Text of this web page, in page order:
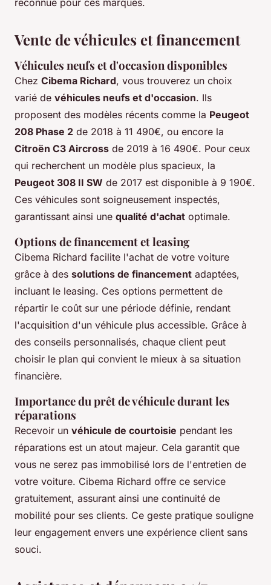
Vente de véhicules et financement
Véhicules neufs et d'occasion disponibles
Chez Cibema Richard, vous trouverez un choix
varié de véhicules neufs et d'occasion. Ils
proposent des modèles récents comme la Peugeot
208 Phase 2 de 2018 à 11 490€, ou encore la
Citroën C3 Aircross de 2019 à 16 490€. Pour ceux
qui recherchent un modèle plus spacieux, la
Peugeot 308 II SW de 2017 est disponible à 9 190€.
Ces véhicules sont soigneusement inspectés,
garantissant ainsi une qualité d'achat optimale.
Options de financement et leasing
Cibema Richard facilite l'achat de votre voiture
grâce à des solutions de financement adaptées,
incluant le leasing. Ces options permettent de
répartir le coût sur une période définie, rendant
l'acquisition d'un véhicule plus accessible. Grâce à
des conseils personnalisés, chaque client peut
choisir le plan qui convient le mieux à sa situation
financière.
Importance du prêt de véhicule durant les
réparations
Recevoir un véhicule de courtoisie pendant les
réparations est un atout majeur. Cela garantit que
vous ne serez pas immobilisé lors de l'entretien de
votre voiture. Cibema Richard offre ce service
gratuitement, assurant ainsi une continuité de
mobilité pour ses clients. Ce geste pratique souligne
leur engagement envers une expérience client sans
souci.